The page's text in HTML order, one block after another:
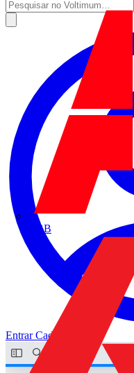
ABB
EntrarCadastrar